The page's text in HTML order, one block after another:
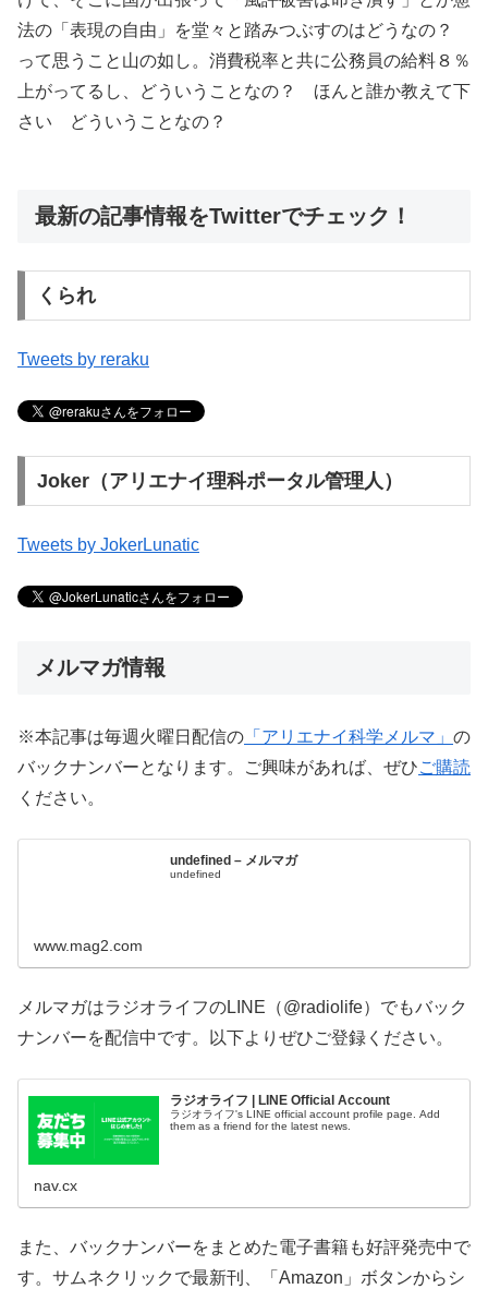
法の「表現の自由」を堂々と踏みつぶすのはどうなの？
って思うこと山の如し。消費税率と共に公務員の給料８％
上がってるし、どういうことなの？ ほんと誰か教えて下
さい どういうことなの？
最新の記事情報をTwitterでチェック！
くられ
Tweets by reraku
Joker（アリエナイ理科ポータル管理人）
Tweets by JokerLunatic
メルマガ情報
※本記事は毎週火曜日配信の 「アリエナイ科学メルマ」 の
バックナンバーとなります。ご興味があれば、ぜひご購読
ください。
undefined – メルマガ
undefined
www.mag2.com
メルマガはラジオライフのLINE（@radiolife）でもバック
ナンバーを配信中です。以下よりぜひご登録ください。
ラジオライフ | LINE Official Account
ラジオライフ's LINE official account profile page. Add
them as a friend for the latest news.
nav.cx
また、バックナンバーをまとめた電子書籍も好評発売中で
す。サムネクリックで最新刊、「Amazon」ボタンからシ